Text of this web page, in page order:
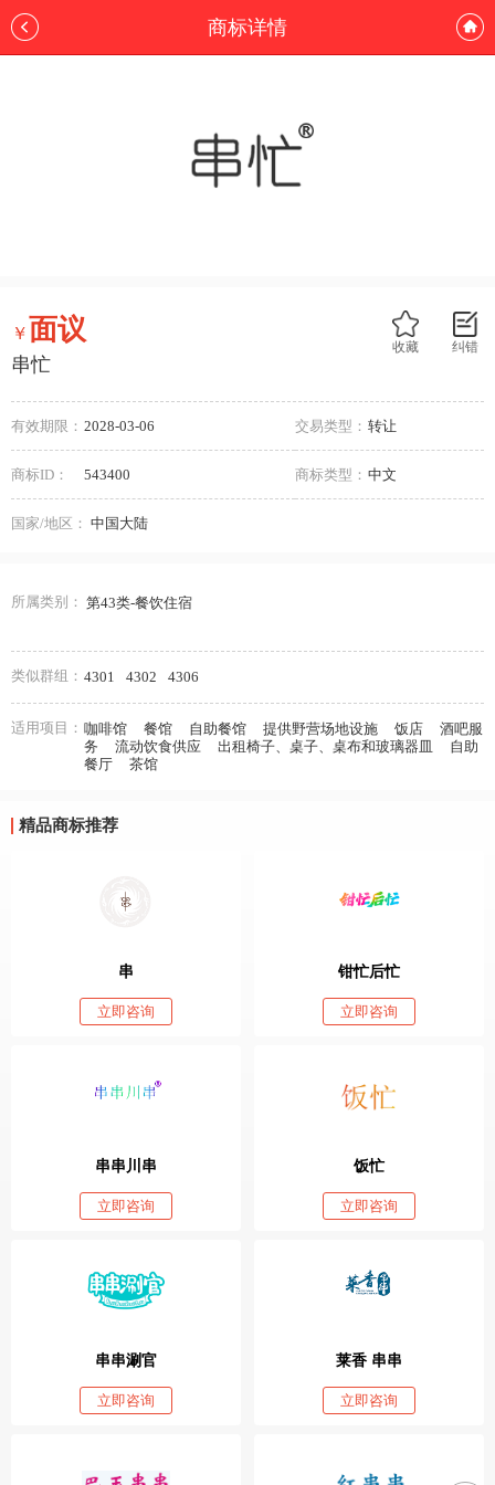
商标详情
纠错
收藏
￥面议
串忙
有效期限： 2028-03-06 交易类型： 转让
商标ID： 543400 商标类型： 中文
国家/地区： 中国大陆
所属类别： 第43类-餐饮住宿
类似群组： 4301 4302 4306
适用项目： 咖啡馆 餐馆 自助餐馆 提供野营场地设施 饭店
酒吧服
务
流动饮食供应 出租椅子、桌子、桌布和玻璃器皿
自助
餐厅
茶馆
精品商标推荐
串
立即咨询
钳忙后忙
立即咨询
串串川串
立即咨询
饭忙
立即咨询
串串涮官
立即咨询
莱香 串串
立即咨询